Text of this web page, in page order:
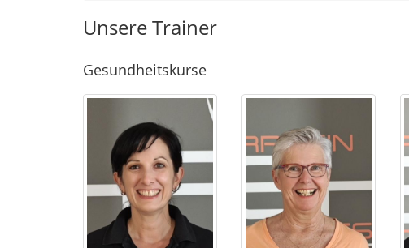
Unsere Trainer
Gesundheitskurse